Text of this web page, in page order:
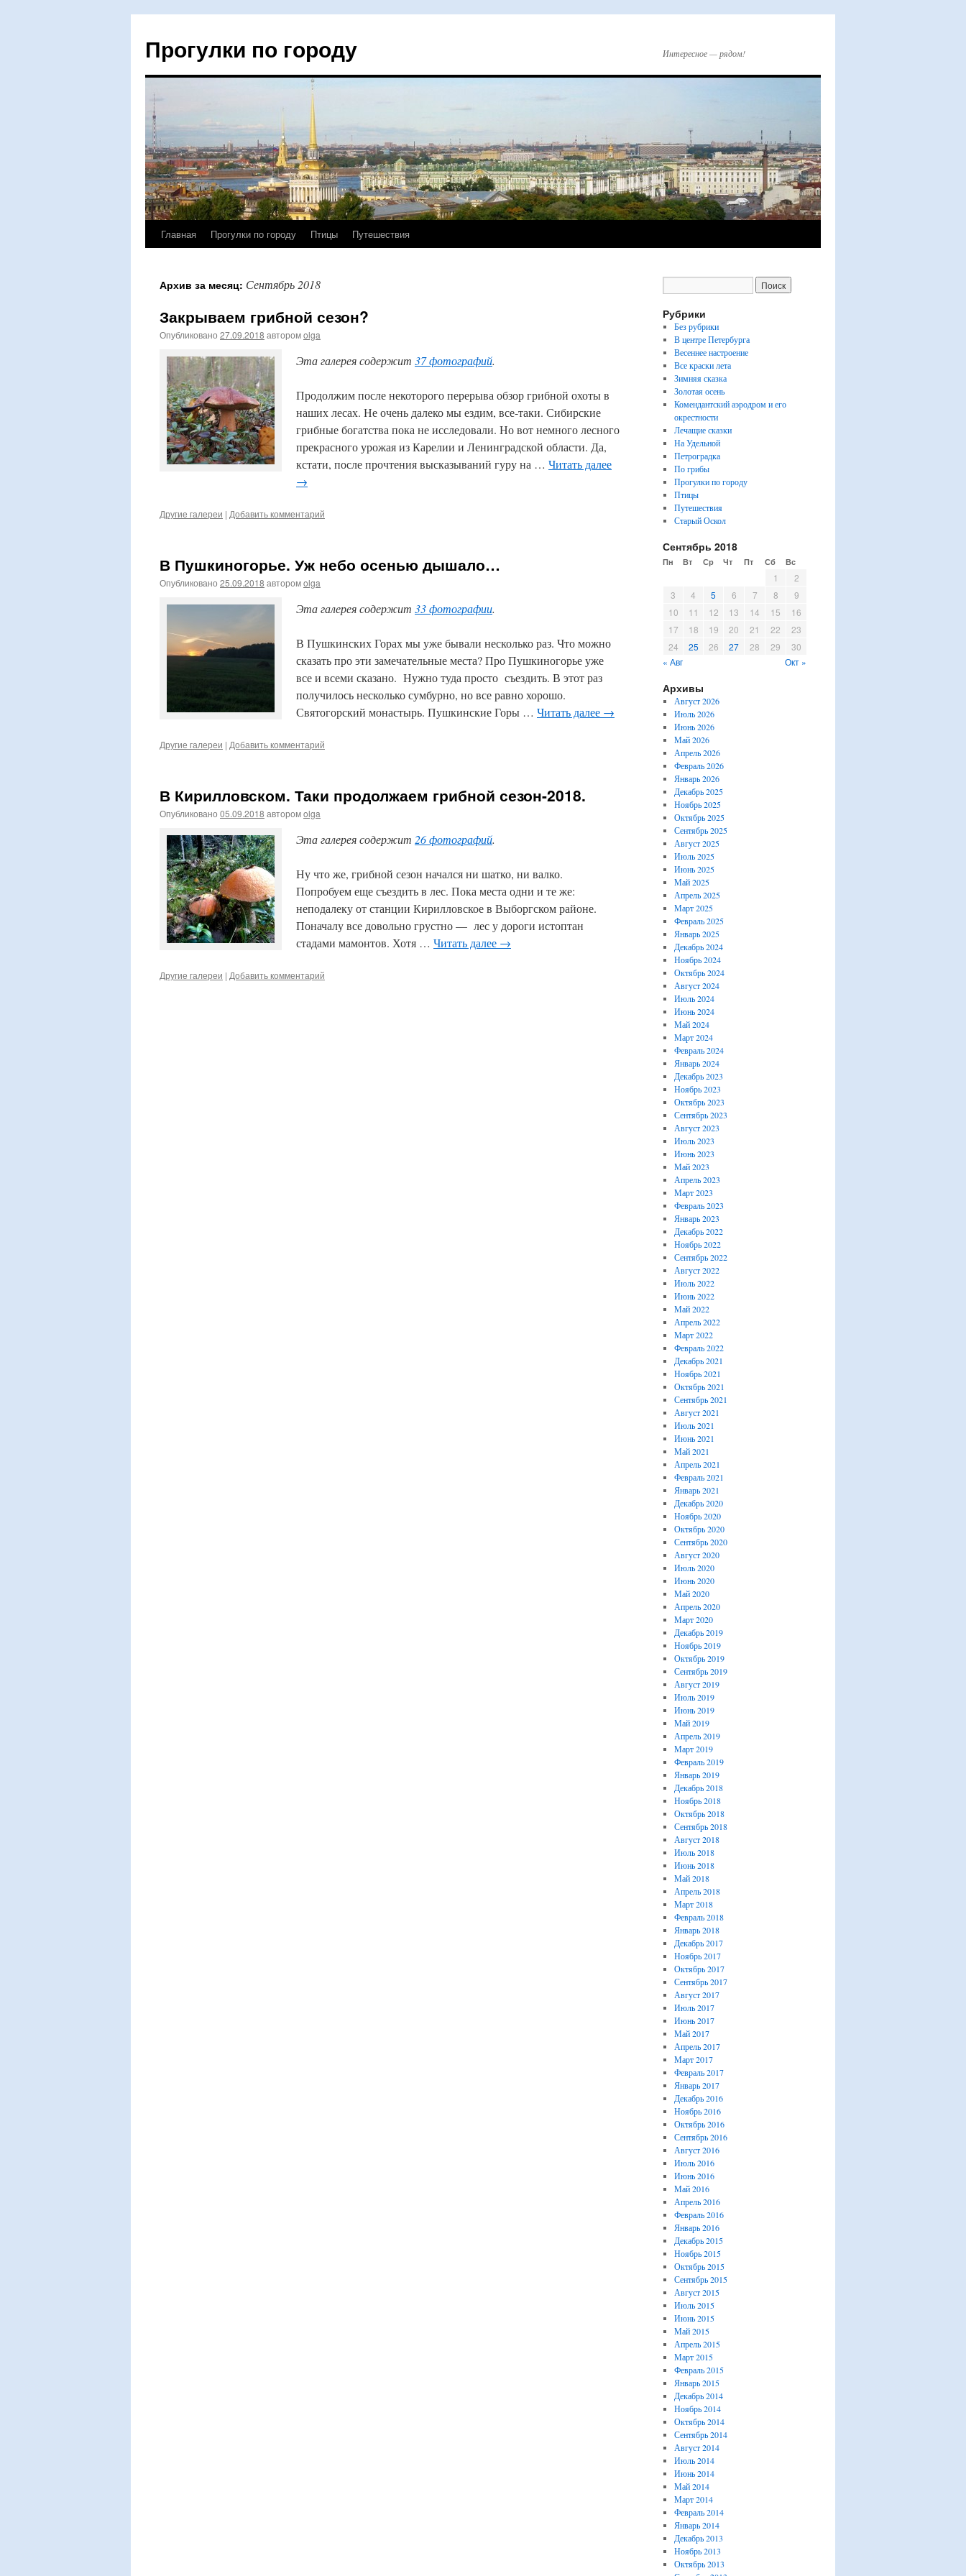
Прогулки по городу Интересное — рядом!
Перейти
содержимому
Главная Прогулки по городу Птицы Путешествия
Архив за месяц: Сентябрь 2018
Закрываем грибной сезон?
Опубликовано 27.09.2018 авторомolga
Эта галерея содержит 37 фотографий.
Продолжим после некоторого перерыва обзор грибной охоты в
наших лесах. Не очень далеко мы ездим, все-таки. Сибирские
грибные богатства пока не исследовали. Но вот немного лесного
прекрасного урожая из Карелии и Ленинградской области. Да,
кстати, после прочтения высказываний гуру на … Читать далее
→
Другие галереи | Добавить комментарий
В Пушкиногорье. Уж небо осенью дышало…
Опубликовано 25.09.2018 авторомolga
Эта галерея содержит 33 фотографии.
В Пушкинских Горах мы уже бывали несколько раз. Что можно
сказать про эти замечательные места? Про Пушкиногорье уже
все и всеми сказано. Нужно туда просто съездить. В этот раз
получилось несколько сумбурно, но все равно хорошо.
Святогорский монастырь. Пушкинские Горы … Читать далее →
Другие галереи | Добавить комментарий
В Кирилловском. Таки продолжаем грибной сезон-2018.
Опубликовано 05.09.2018 авторомolga
Эта галерея содержит 26 фотографий.
Ну что же, грибной сезон начался ни шатко, ни валко.
Попробуем еще съездить в лес. Пока места одни и те же:
неподалеку от станции Кирилловское в Выборгском районе.
Поначалу все довольно грустно — лес у дороги истоптан
стадами мамонтов. Хотя … Читать далее →
Другие галереи | Добавить комментарий
Рубрики
Без рубрики
В центре Петербурга
Весеннее настроение
Все краски лета
Зимняя сказка
Золотая осень
Комендантский аэродром и его
окрестности
Лечащие сказки
На Удельной
Петроградка
По грибы
Прогулки по городу
Птицы
Путешествия
Старый Оскол
Сентябрь 2018
Пн Вт Ср Чт Пт Сб Вс
« Авг Окт »
1
2
3
4 5 6 7 8
9
10
11 12 13 14 15
16
17
18 19 20 21 22
23
24
25 26 27 28 29 30
Архивы
Август 2026
Июль 2026
Июнь 2026
Май 2026
Апрель 2026
Февраль 2026
Январь 2026
Декабрь 2025
Ноябрь 2025
Октябрь 2025
Сентябрь 2025
Август 2025
Июль 2025
Июнь 2025
Май 2025
Апрель 2025
Март 2025
Февраль 2025
Январь 2025
Декабрь 2024
Ноябрь 2024
Октябрь 2024
Август 2024
Июль 2024
Июнь 2024
Май 2024
Март 2024
Февраль 2024
Январь 2024
Декабрь 2023
Ноябрь 2023
Октябрь 2023
Сентябрь 2023
Август 2023
Июль 2023
Июнь 2023
Май 2023
Апрель 2023
Март 2023
Февраль 2023
Январь 2023
Декабрь 2022
Ноябрь 2022
Сентябрь 2022
Август 2022
Июль 2022
Июнь 2022
Май 2022
Апрель 2022
Март 2022
Февраль 2022
Декабрь 2021
Ноябрь 2021
Октябрь 2021
Сентябрь 2021
Август 2021
Июль 2021
Июнь 2021
Май 2021
Апрель 2021
Февраль 2021
Январь 2021
Декабрь 2020
Ноябрь 2020
Октябрь 2020
Сентябрь 2020
Август 2020
Июль 2020
Июнь 2020
Май 2020
Апрель 2020
Март 2020
Декабрь 2019
Ноябрь 2019
Октябрь 2019
Сентябрь 2019
Август 2019
Июль 2019
Июнь 2019
Май 2019
Апрель 2019
Март 2019
Февраль 2019
Январь 2019
Декабрь 2018
Ноябрь 2018
Октябрь 2018
Сентябрь 2018
Август 2018
Июль 2018
Июнь 2018
Май 2018
Апрель 2018
Март 2018
Февраль 2018
Январь 2018
Декабрь 2017
Ноябрь 2017
Октябрь 2017
Сентябрь 2017
Август 2017
Июль 2017
Июнь 2017
Май 2017
Апрель 2017
Март 2017
Февраль 2017
Январь 2017
Декабрь 2016
Ноябрь 2016
Октябрь 2016
Сентябрь 2016
Август 2016
Июль 2016
Июнь 2016
Май 2016
Апрель 2016
Февраль 2016
Январь 2016
Декабрь 2015
Ноябрь 2015
Октябрь 2015
Сентябрь 2015
Август 2015
Июль 2015
Июнь 2015
Май 2015
Апрель 2015
Март 2015
Февраль 2015
Январь 2015
Декабрь 2014
Ноябрь 2014
Октябрь 2014
Сентябрь 2014
Август 2014
Июль 2014
Июнь 2014
Май 2014
Март 2014
Февраль 2014
Январь 2014
Декабрь 2013
Ноябрь 2013
Октябрь 2013